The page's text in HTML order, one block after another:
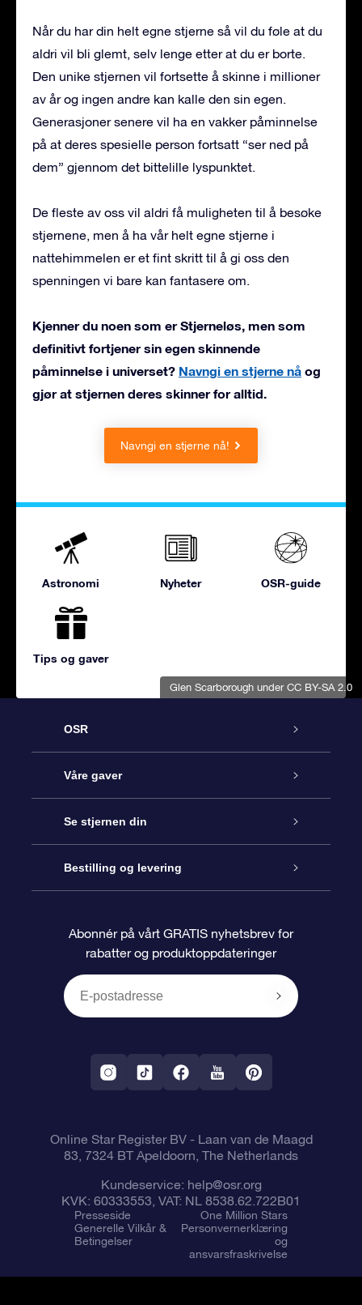
Glen Scarborough under CC BY-SA 2.0
Når du har din helt egne stjerne så vil du føle at du
aldri vil bli glemt, selv lenge etter at du er borte.
Den unike stjernen vil fortsette å skinne i millioner
av år og ingen andre kan kalle den sin egen.
Generasjoner senere vil ha en vakker påminnelse
på at deres spesielle person fortsatt “ser ned på
dem” gjennom det bittelille lyspunktet.
De fleste av oss vil aldri få muligheten til å besøke
stjernene, men å ha vår helt egne stjerne i
nattehimmelen er et fint skritt til å gi oss den
spenningen vi bare kan fantasere om.
Kjenner du noen som er Stjerneløs, men som
definitivt fortjener sin egen skinnende
påminnelse i universet? Navngi en stjerne nå og
gjør at stjernen deres skinner for alltid.
Navngi en stjerne nå!
Astronomi Nyheter OSR-guide
Tips og gaver
OSR
Kundeservice
Kontakt oss
Bloggen
Anmeldelser
Våre gaver
Online Stjernegave
OSR Gavepakke
OSR-gavekortet
Bedriftsgaver
Se stjernen din
Star Register
Pesontilpasset stjerneside
One Million Stars
Fly me to the Stars VR-app
Bestilling og levering
Betalingsinformasjon
Fraktinformasjon
Stjernebildene
Abonnér på vårt GRATIS nyhetsbrev for
rabatter og produktoppdateringer
Online Star Register BV- Laan van de Maagd
83, 7324 BT Apeldoorn, The Netherlands
Kundeservice: help@osr.org
KVK: 60333553, VAT: NL 8538.62.722B01
Presseside
One Million Stars
Generelle Vilkår &
Betingelser
Personvernerklæring
og
ansvarsfraskrivelse